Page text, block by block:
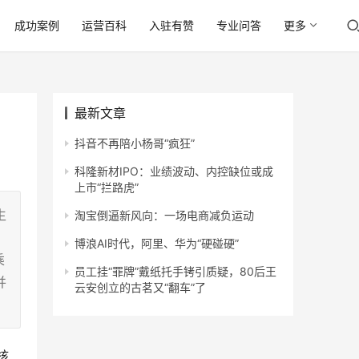
成功案例 运营百科 入驻有赞 专业问答 更多
最新文章
抖音不再陪小杨哥“疯狂”
科隆新材IPO：业绩波动、内控缺位或成
上市“拦路虎”
淘宝倒逼新风向：一场电商减负运动
博浪AI时代，阿里、华为“硬碰硬”
员工挂“罪牌”戴纸托手铐引质疑，80后王
云安创立的古茗又“翻车”了